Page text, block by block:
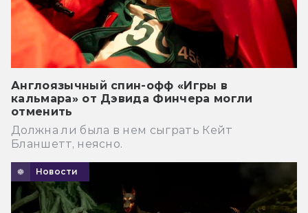
Англоязычный спин-офф «Игры в
кальмара» от Дэвида Финчера могли
отменить
Должна ли была в нем сыграть Кейт
Бланшетт, неясно.
Новости